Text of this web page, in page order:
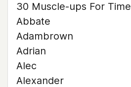
30 Muscle-ups For Time
Abbate
Adambrown
Adrian
Alec
Alexander